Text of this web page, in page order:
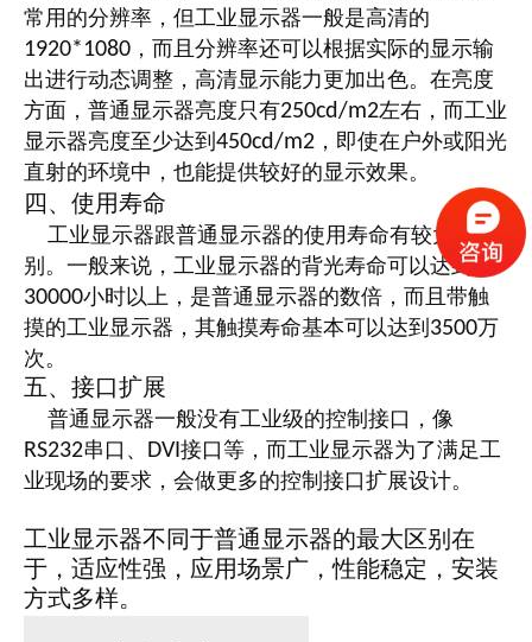
常用的分辨率，但工业显示器一般是高清的
1920*1080 ，而且分辨率还可以根据实际的显示输
出进行动态调整，高清显示能力更加出色。在亮度
方面，普通显示器亮度只有250cd/m2左右，而工业
显示器亮度至少达到 450cd/m2 ，即使在户外或阳光
直射的环境中，也能提供较好的显示效果。
四、使用寿命
工业显示器跟普通显示器的使用寿命有较大差
别。一般来说，工业显示器的背光寿命可以达到
30000小时以上，是普通显示器的数倍，而且带触
摸的工业显示器，其触摸寿命基本可以达到 3500万
次。
五、接口扩展
普通显示器一般没有工业级的控制接口，像
RS232串口、 DVI 接口等，而工业显示器为了满足工
业现场的要求，会做更多的控制接口扩展设计。
工业显示器不同于普通显示器的最大区别在
于，适应性强，应用场景广，性能稳定，安装
方式多样。